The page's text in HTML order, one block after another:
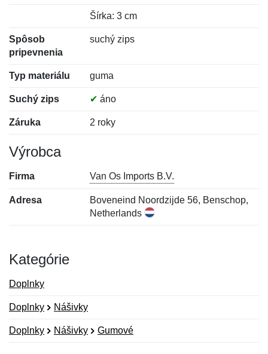
Šírka: 3 cm
Spôsob
pripevnenia
suchý zips
Typ materiálu guma
Suchý zips ✔ áno
Záruka 2 roky
Výrobca
Firma Van Os Imports B.V.
Adresa
Boveneind Noordzijde 56, Benschop,
Netherlands
Kategórie
Doplnky
Doplnky Nášivky
Doplnky Nášivky Gumové